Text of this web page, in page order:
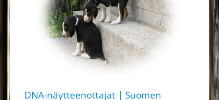
DNA-näytteenottajat | Suomen